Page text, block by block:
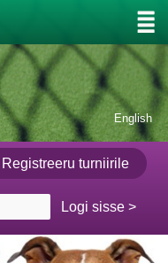
Registreeru turniirile
English